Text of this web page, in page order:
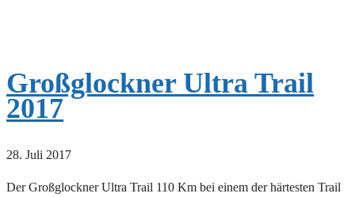
Großglockner Ultra Trail
2017
28. Juli 2017
Der Großglockner Ultra Trail 110 Km bei einem der härtesten Trail